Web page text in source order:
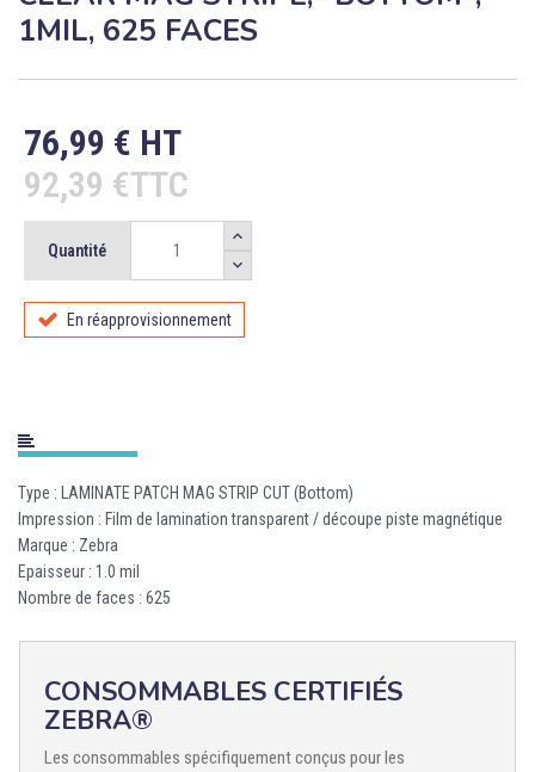
1MIL, 625 FACES
76,99 € HT
92,39 €TTC
Quantité
En réapprovisionnement
Type : LAMINATE PATCH MAG STRIP CUT (Bottom)
Impression : Film de lamination transparent / découpe piste magnétique
Marque : Zebra
Epaisseur : 1.0 mil
Nombre de faces : 625
CONSOMMABLES CERTIFIÉS
ZEBRA®
Les consommables spécifiquement conçus pour les